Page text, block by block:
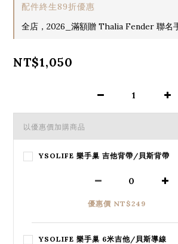
配件終生89折優惠
全店，2026_滿額贈 Thalia Fender 聯名
NT$1,050
以優惠價加購商品
YSOLIFE 樂手巢 吉他背帶/貝斯背帶
優惠價 NT$249
YSOLIFE 樂手巢 6米吉他/貝斯導線